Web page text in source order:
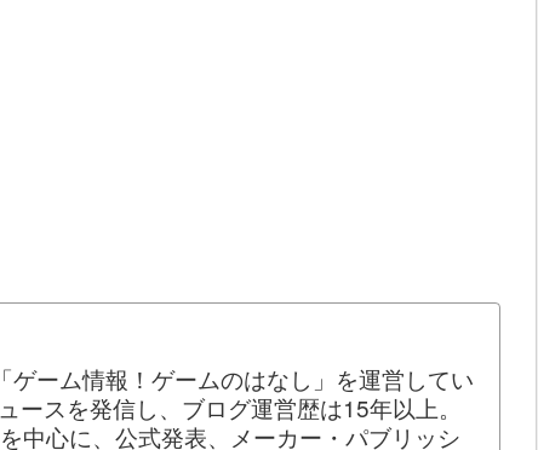
ゲーム情報！ゲームのはなし」を運営してい
ースを発信し、ブログ運営歴は15年以上。
中心に、公式発表、メーカー・パブリッシ